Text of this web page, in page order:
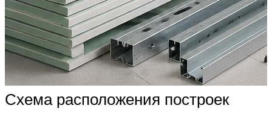
Схема расположения построек